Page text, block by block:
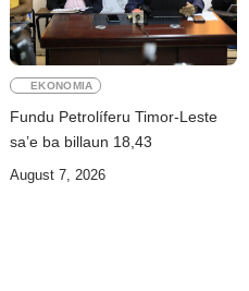
EKONOMIA
Fundu Petrolíferu Timor-Leste
sa’e ba billaun 18,43
August 7, 2026